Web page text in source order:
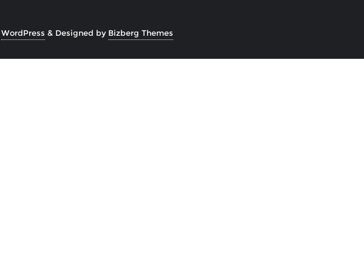
WordPress & Designed by Bizberg Themes